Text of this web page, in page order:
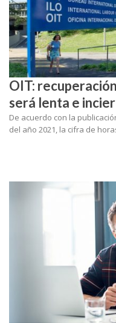
OIT:
será lenta e
De acuerdo con la
del año 2021, la cifra de